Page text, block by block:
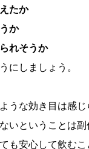
たか
か
れそうか
にしましょう。
うな効き目は感
いということは副
も安心して飲むこ